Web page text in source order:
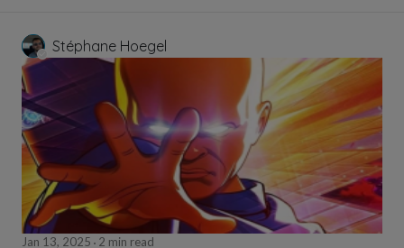
Stéphane Hoegel
Jan 13, 2025 2 min read